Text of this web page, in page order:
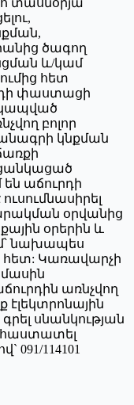
ծագող
և/կամ
հետ
փաստացի
բոլոր
կնքման
աճուրդի
օրվանից
օրերին և
նախապես
հետ: Կառավարչի
մասին
առնչվող
էլեկտրոնային
գրել սնանկության
հաստատել
114101